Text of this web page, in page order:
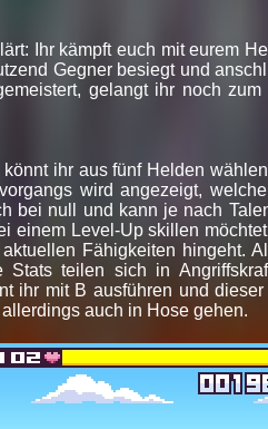
Ihr kämpft euch mit eurem
Gegner besiegt und
gelangt ihr noch zum
ihr aus fünf Helden
wird angezeigt,
bei null und kann je nach
einem Level-Up skillen
Fähigkeiten hingeht.
teilen sich in
ihr mit B ausführen und
auch in Hose gehen.